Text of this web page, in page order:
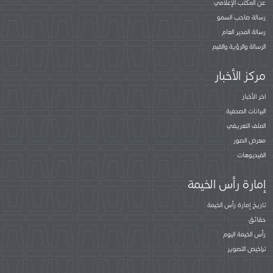
عن المكتب الإعلامي
رسالة صاحب السمو
رسالة المدير العام
الرسالة والرؤية والقيم
مركز الأخبار
اخر الأخبار
البيانات الصحفية
الملف التعريفي
معرض الصور
الفيديوهات
إمارة رأس الخيمة
تاريخ إمارة رأس الخيمة
حقائق
رأس الخيمة اليوم
تراخيص التصوير